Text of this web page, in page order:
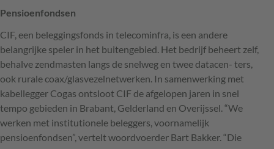
Pensioenfondsen
CIF, een beleggingsfonds in telecominfra, is een andere
belangrijke speler in het buitengebied. Het bedrijf beheert zelf,
behalve zendmasten langs de snelweg en twee datacen- ters,
ook rurale coax/glasvezelnetwerken. In samenwerking met
kabellegger Cogas ontsloot CIF de afgelopen jaren in snel
tempo gebieden in Brabant, Gelderland en Overijssel. “We
werken met institutionele beleggers, voornamelijk
pensioenfondsen”, vertelt woordvoerder Bart Bakker. “Die